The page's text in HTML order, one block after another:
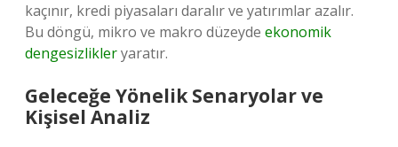
kaçınır, kredi piyasaları daralır ve yatırımlar azalır.
Bu döngü, mikro ve makro düzeyde ekonomik
dengesizlikleryaratır.
Geleceğe Yönelik Senaryolar ve
Kişisel Analiz